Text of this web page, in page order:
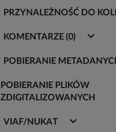
PRZYNALEŻNOŚĆ DO
KOMENTARZE (0)
POBIERANIE
POBIERANIE PLIKÓW
ZDIGITALIZOWANYCH
VIAF/NUKAT